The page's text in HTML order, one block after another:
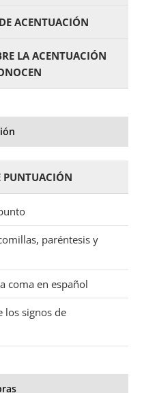
ACENTUACIÓN
LA ACENTUACIÓN
PUNTUACIÓN
paréntesis y
coma en español
los signos de